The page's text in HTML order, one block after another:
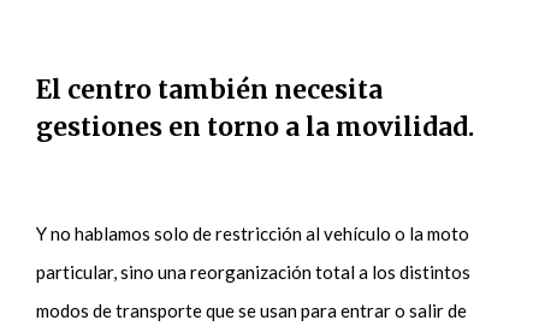
El centro también necesita
gestiones en torno a la movilidad.
Y no hablamos solo de restricción al vehículo o la moto
particular, sino una reorganización total a los distintos
modos de transporte que se usan para entrar o salir de